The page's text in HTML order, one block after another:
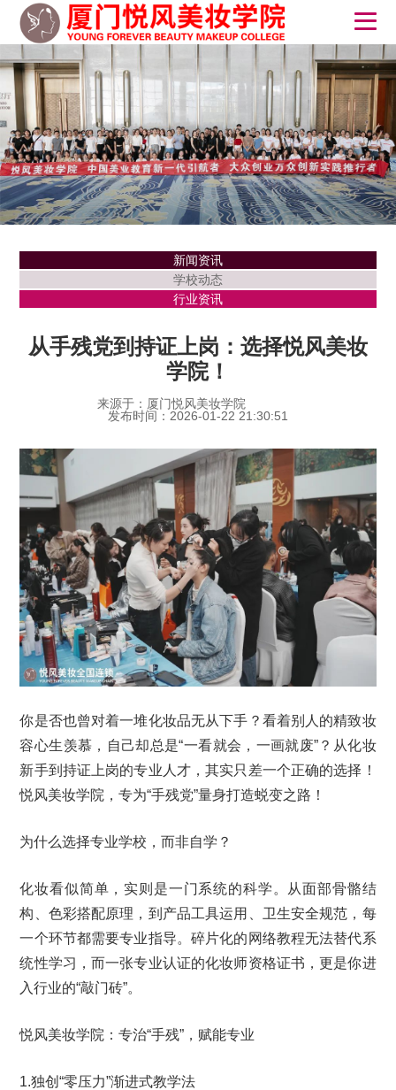
新闻资讯
学校动态
行业资讯
从手残党到持证上岗：选择悦风美妆
学院！
来源于：厦门悦风美妆学院
发布时间：2026-01-22 21:30:51
你是否也曾对着一堆化妆品无从下手？看着别人的精致妆
容心生羡慕，自己却总是“一看就会，一画就废”？从化妆
新手到持证上岗的专业人才，其实只差一个正确的选择！
悦风美妆学院，专为“手残党”量身打造蜕变之路！
为什么选择专业学校，而非自学？
化妆看似简单，实则是一门系统的科学。从面部骨骼结
构、色彩搭配原理，到产品工具运用、卫生安全规范，每
一个环节都需要专业指导。碎片化的网络教程无法替代系
统性学习，而一张专业认证的化妆师资格证书，更是你进
入行业的“敲门砖”。
悦风美妆学院：专治“手残”，赋能专业
1.独创“零压力”渐进式教学法